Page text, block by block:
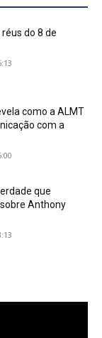
do 8 de
como a ALMT
com a
que
Anthony